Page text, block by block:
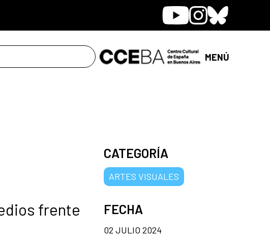
YoutubeInstagram
Bluesky
MENÚ
frente
CATEGORÍA
ARTES VISUALES
FECHA
02 JULIO 2024